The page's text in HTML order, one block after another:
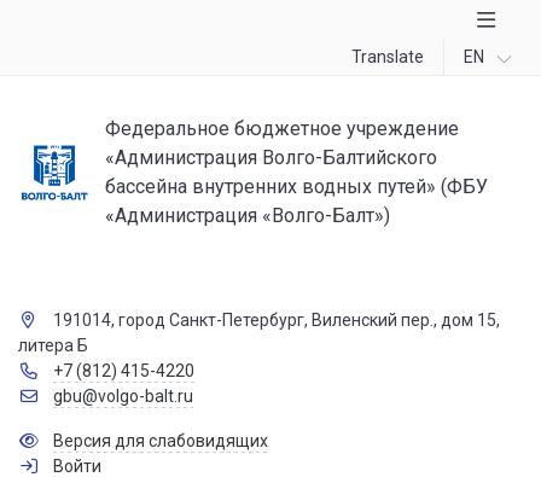
Translate EN
Федеральное бюджетное учреждение
«Администрация Волго-Балтийского
бассейна внутренних водных путей» (ФБУ
«Администрация «Волго-Балт»)
191014, город Санкт-Петербург, Виленский пер., дом 15,
литера Б
+7 (812) 415-4220
gbu@volgo-balt.ru
Версия для слабовидящих
Войти